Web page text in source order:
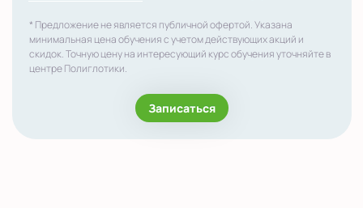
* Предложение не является публичной офертой. Указана
минимальная цена обучения с учетом действующих акций и
скидок. Точную цену на интересующий курс обучения уточняйте в
центре Полиглотики.
Записаться